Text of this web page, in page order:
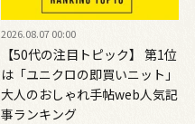
2026.08.07 00:00
【50代の注目トピック】 第1位
は「ユニクロの即買いニット」
大人のおしゃれ手帖web人気記
事ランキング